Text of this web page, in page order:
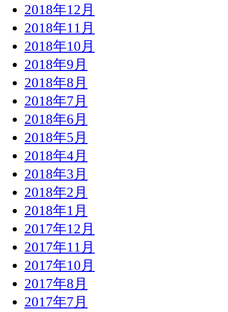
2018年12月
2018年11月
2018年10月
2018年9月
2018年8月
2018年7月
2018年6月
2018年5月
2018年4月
2018年3月
2018年2月
2018年1月
2017年12月
2017年11月
2017年10月
2017年8月
2017年7月